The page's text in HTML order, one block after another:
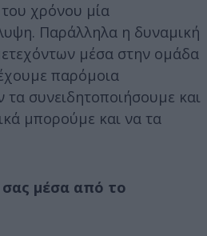
του χρόνου μία
Παράλληλα η δυναμική
μέσα στην ομάδα
παρόμοια
συνειδητοποιήσουμε και
μπορούμε και να τα
σας μέσα από το